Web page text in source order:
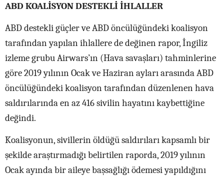
ABD KOALİSYON DESTEKLİ İHLALLER
ABD destekli güçler ve ABD öncülüğündeki koalisyon
tarafından yapılan ihlallere de değinen rapor, İngiliz
izleme grubu Airwars’ın (Hava savaşları) tahminlerine
göre 2019 yılının Ocak ve Haziran ayları arasında ABD
öncülüğündeki koalisyon tarafından düzenlenen hava
saldırılarında en az 416 sivilin hayatını kaybettiğine
değindi.
Koalisyonun, sivillerin öldüğü saldırıları kapsamlı bir
şekilde araştırmadığı belirtilen raporda, 2019 yılının
Ocak ayında bir aileye başsağlığı ödemesi yapıldığını